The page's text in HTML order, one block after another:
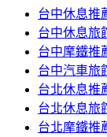
台中休息推
台中休息旅
台中摩鐵推
台中汽車旅
台北休息推
台北休息旅
台北摩鐵推